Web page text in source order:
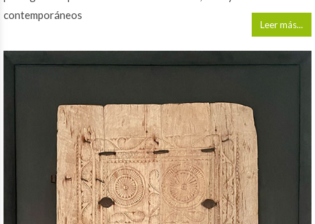
contemporáneos
Leer más...